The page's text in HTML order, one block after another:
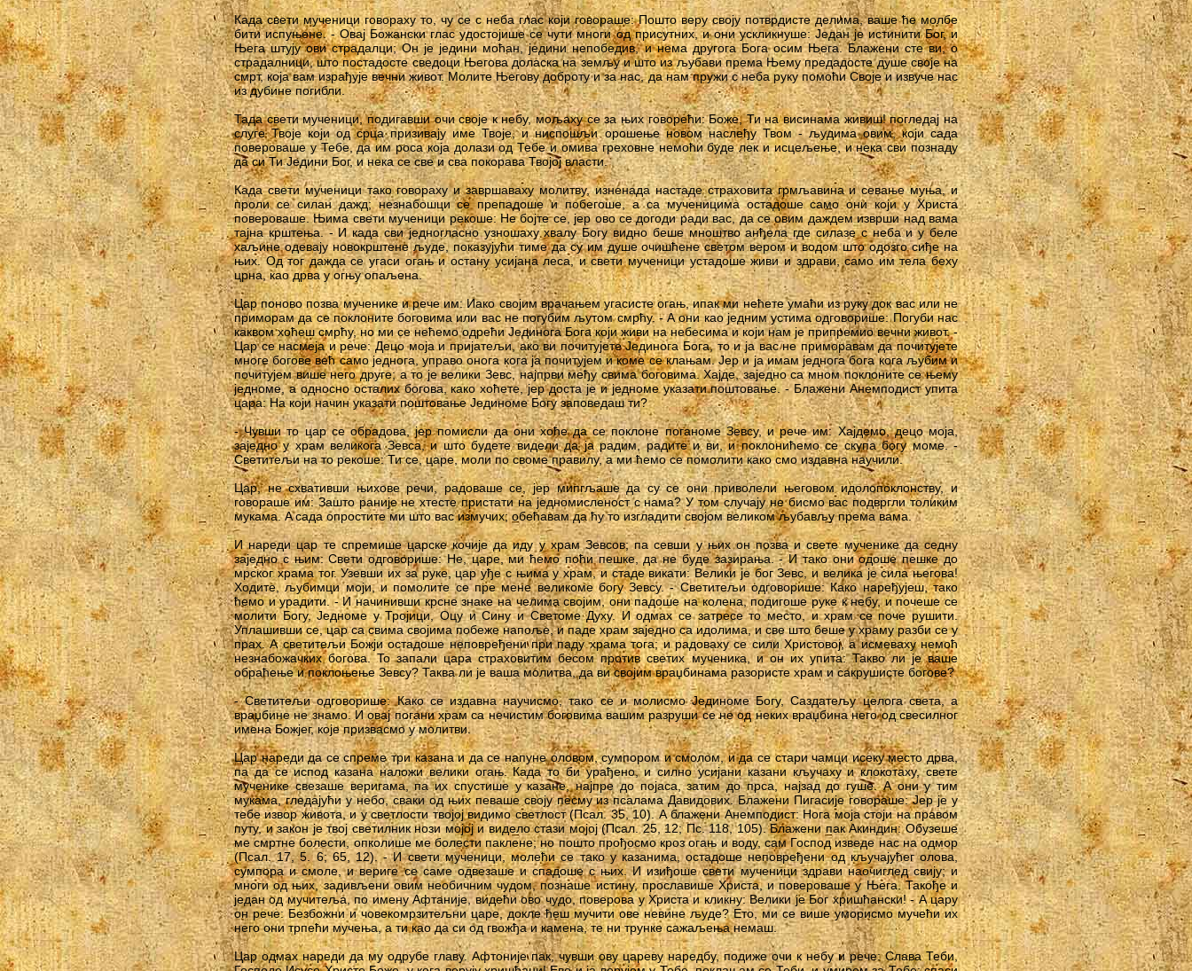
Када свети мученици говораху то, чу се с неба глас који говораше: Пошто веру своју потврдисте делима, ваше ће молбе
бити испуњене. - Овај Божански глас удостојише се чути многи од присутних, и они ускликнуше: Један је истинити Бог, и
Њега штују ови страдалци; Он је једини моћан, једини непобедив, и нема другога Бога осим Њега. Блажени сте ви, о
страдалници, што постадосте сведоци Његова доласка на земљу и што из љубави према Њему предадосте душе своје на
смрт, која вам израђује вечни живот. Молите Његову доброту и за нас, да нам пружи с неба руку помоћи Своје и извуче нас
из дубине погибли.
Тада свети мученици, подигавши очи своје к небу, мољаху се за њих говорећи: Боже, Ти на висинама живиш! погледај на
слуге Твоје који од срца призивају име Твоје, и ниспошљи орошење новом наслеђу Твом - људима овим, који сада
повероваше у Тебе, да им роса која долази од Тебе и омива греховне немоћи буде лек и исцељење, и нека сви познаду
да си Ти Једини Бог, и нека се све и сва покорава Твојој власти.
Када свети мученици тако говораху и завршаваху молитву, изненада настаде страховита грмљавина и севање муња, и
проли се силан дажд; незнабошци се препадоше и побегоше, a ca мученицима остадоше само они који у Христа
повероваше. Њима свети мученици рекоше: He бојте се, јер ово се догоди ради вас, да се овим даждем изврши над вама
тајна крштења. - И када сви једногласно узношаху хвалу Богу видно беше мноштво анђела где силазе с неба и у беле
хаљине одевају новокрштене људе, показујући тиме да су им душе очишћене светом вером и водом што одозго сиђе на
њих. Од тог дажда се угаси огањ и остану усијана леса, и свети мученици устадоше живи и здрави, само им тела беху
црна, као дрва у огњу опаљена.
Цар поново позва мученике и рече им: Иако својим врачањем угасисте огањ, ипак ми нећете умаћи из руку док вас или не
приморам да се поклоните боговима или вас не погубим љутом смрћу. - А они као једним устима одговорише: Погуби нас
каквом хоћеш смрћу, но ми се нећемо одрећи Јединога Бога који живи на небесима и који нам је припремио вечни живот. -
Цар се насмеја и рече: Децо моја и пријатељи, ако ви почитујете Јединога Бога, то и ја вас не приморавам да почитујете
многе богове већ само једнога, управо онога кога ја почитујем и коме се клањам. Јер и ја имам једнога бога кога љубим и
почитујем више него друге; a то је велики Зевс, најпрви међу свима боговима. Хајде, заједно са мном поклоните се њему
једноме, а односно осталих богова, како хоћете, јер доста је и једноме указати поштовање. - Блажени Анемподист упита
цара: На који начин указати поштовање Јединоме Богу заповедаш ти?
- Чувши то цар се обрадова, јер помисли да они хоће да се поклоне поганоме Зевсу, и рече им: Хајдемо, децо моја,
заједно у храм великога Зевса, и што будете видели да ја радим, радите и ви, и поклонићемо се скупа богу моме. -
Светитељи на то рекоше: Ти се, царе, моли по своме правилу, а ми ћемо се помолити како смо издавна научили.
Цар, не схвативши њихове речи, радоваше се, јер мипгљаше да су се они приволели његовом идолопоклонству, и
говораше им: Зашто раније не хтесте пристати на једномисленост с нама? У том случају не бисмо вас подвргли толиким
мукама. A сада опростите ми што вас измучих; обећавам да ћу то изгладити својом великом љубављу према вама.
И нареди цар те спремише царске кочије да иду у храм Зевсов; па севши у њих он позва и свете мученике да седну
заједно с њим: Свети одговорише: He, царе, ми ћемо поћи пешке, да не буде зазирања. - И тако они одоше пешке до
мрског храма тог. Узевши их за руке, цар уђе с њима у храм, и стаде викати: Велики је бог Зевс, и велика је сила његова!
Ходите, љубимци моји, и помолите се пре мене великоме богу Зевсу. - Светитељи одговорише: Како наређујеш, тако
ћемо и урадити. - И начинивши крсне знаке на челима својим, они падоше на колена, подигоше руке к небу, и почеше се
молити Богу, Једноме у Тројици, Оцу и Сину и Светоме Духу. И одмах се затресе то место, и храм се поче рушити.
Уплашивши се, цар са свима својима побеже напоље, и паде храм заједно са идолима, и све што беше у храму разби се у
прах. А светитељи Божји остадоше неповређени при паду храма тога; и радоваху се сили Христовој, а исмеваху немоћ
незнабожачких богова. To запали цара страховитим бесом против светих мученика, и он их упита: Такво ли је ваше
обраћење и поклоњење Зевсу? Таква ли је ваша молитва, да ви својим враџбинама разористе храм и сакрушисте богове?
- Светитељи одговорише: Како се издавна научисмо, тако се и молисмо Јединоме Богу, Саздатељу целога света, а
враџбине не знамо. И овај погани храм са нечистим боговима вашим разруши се не од неких враџбина него од свесилног
имена Божјег, које призвасмо у молитви.
Цар нареди да се спреме три казана и да се напуне оловом, сумпором и смолом, и да се стари чамци исеку место дрва,
па да се испод казана наложи велики огањ. Када то би урађено, и силно усијани казани кључаху и клокотаху, свете
мученике свезаше веригама, па их спустише у казане, најпре до појаса, затим до прса, најзад до гуше. А они у тим
мукама, гледајући у небо, сваки од њих певаше своју песму из псалама Давидових. Блажени Пигасије говораше: Јер је у
тебе извор живота, и у светлости твојој видимо светлост (Псал. 35, 10). А блажени Анемподист: Нога моја стоји на правом
путу, и закон је твој светилник нози мојој и видело стази мојој (Псал. 25, 12; Пс. 118, 105). Блажени пак Акиндин: Обузеше
ме смртне болести, опколише ме болести паклене; но пошто прођосмо кроз огањ и воду, сам Господ изведе нас на одмор
(Псал. 17, 5. 6; 65, 12). - И свети мученици, молећи се тако у казанима, остадоше неповређени од кључајућег олова,
сумпора и смоле, и вериге се саме одвезаше и спадоше с њих. И изиђоше свети мученици здрави наочиглед свију; и
многи од њих, задивљени овим необичним чудом, познаше истину, прославише Христа, и повероваше у Њега. Такође и
један од мучитеља, по имену Афтаније, видећи ово чудо, поверова у Христа и кликну: Велики је Бог хришћански! - А цару
он рече: Безбожни и човекомрзитељни царе, докле ћеш мучити ове невине људе? Ето, ми се више уморисмо мучећи их
него они трпећи мучења, а ти као да си од гвожђа и камена, те ни трунке сажаљења немаш.
Цар одмах нареди да му одрубе главу. Афтоније пак, чувши ову цареву наредбу, подиже очи к небу и рече: Слава Теби,